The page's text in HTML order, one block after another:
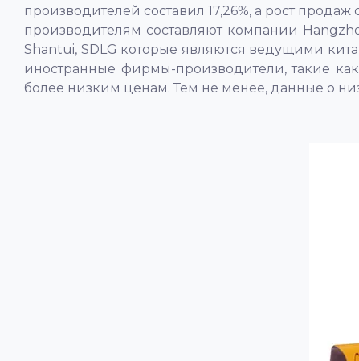
производителей составил 17,26%, а рост
производителям составляют компании
Shantui, SDLG которые являются ведущими
иностранные фирмы-производители, такие
более низким ценам. Тем не менее, данные о